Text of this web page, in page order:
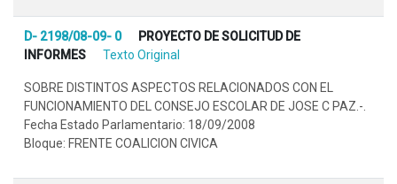
D- 2198/08-09- 0
PROYECTO DE SOLICITUD DE
INFORMES
Texto Original
SOBRE DISTINTOS ASPECTOS RELACIONADOS CON EL
FUNCIONAMIENTO DEL CONSEJO ESCOLAR DE JOSE C PAZ.-.
Fecha Estado Parlamentario: 18/09/2008
Bloque: FRENTE COALICION CIVICA